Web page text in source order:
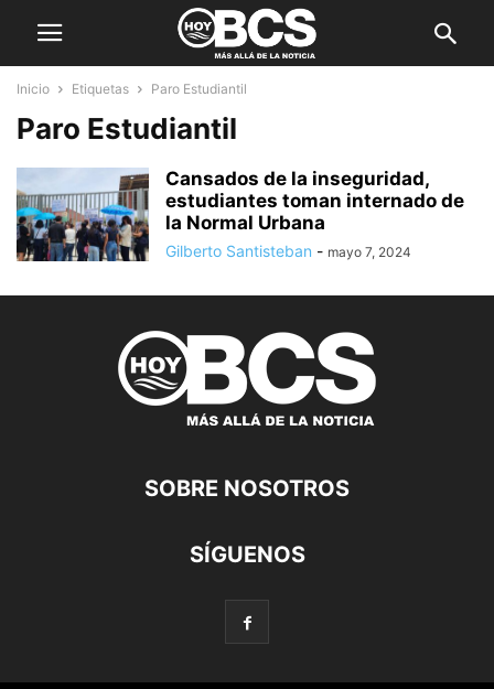
Inicio Etiquetas Paro Estudiantil
Paro Estudiantil
Cansados de la inseguridad,
estudiantes toman internado de
la Normal Urbana
Gilberto Santisteban - mayo 7, 2024
SOBRE NOSOTROS
SÍGUENOS